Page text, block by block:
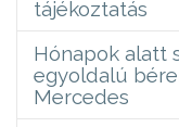
tájékoztatás
Hónapok alatt
egyoldalú
Mercedes